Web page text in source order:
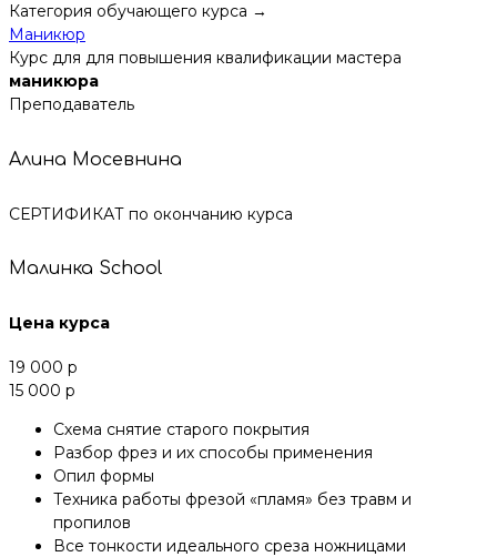
Категория обучающего курса →
Маникюр
Курс для для повышения квалификации мастера
маникюра
Преподаватель
Алина Мосевнина
СЕРТИФИКАТ по окончанию курса
Малинка School
Цена курса
19 000 р
15 000 р
Cхема снятие старого покрытия
Разбор фрез и их способы применения
Опил формы
Техника работы фрезой «пламя» без травм и
пропилов
Все тонкости идеального среза ножницами